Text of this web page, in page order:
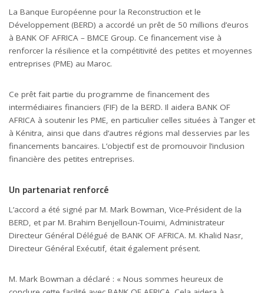
La Banque Européenne pour la Reconstruction et le
Développement (BERD) a accordé un prêt de 50 millions d’euros
à BANK OF AFRICA – BMCE Group. Ce financement vise à
renforcer la résilience et la compétitivité des petites et moyennes
entreprises (PME) au Maroc.
Ce prêt fait partie du programme de financement des
intermédiaires financiers (FIF) de la BERD. Il aidera BANK OF
AFRICA à soutenir les PME, en particulier celles situées à Tanger et
à Kénitra, ainsi que dans d’autres régions mal desservies par les
financements bancaires. L’objectif est de promouvoir l’inclusion
financière des petites entreprises.
Un partenariat renforcé
L’accord a été signé par M. Mark Bowman, Vice-Président de la
BERD, et par M. Brahim Benjelloun-Touimi, Administrateur
Directeur Général Délégué de BANK OF AFRICA. M. Khalid Nasr,
Directeur Général Exécutif, était également présent.
M. Mark Bowman a déclaré : « Nous sommes heureux de